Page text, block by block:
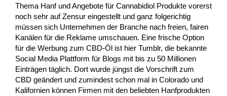
Thema Hanf und Angebote für Cannabidiol Produkte vorerst
noch sehr auf Zensur eingestellt und ganz folgerichtig
müssen sich Unternehmen der Branche nach freien, fairen
Kanälen für die Reklame umschauen. Eine frische Option
für die Werbung zum CBD-Öl ist hier Tumblr, die bekannte
Social Media Plattform für Blogs mit bis zu 50 Millionen
Einträgen täglich. Dort wurde jüngst die Vorschrift zum
CBD geändert und zumindest schon mal in Colorado und
Kalifornien können Firmen mit den beliebten Hanfprodukten